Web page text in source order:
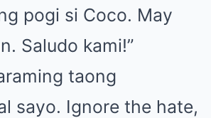
pogi si Coco. May
Saludo kami!”
taong
sayo. Ignore the hate,